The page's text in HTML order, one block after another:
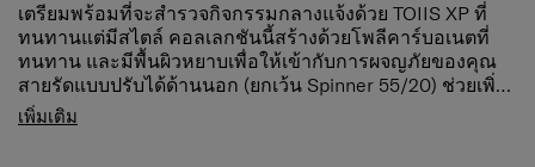
เตรียมพร้อมที่จะสำรวจกิจกรรมกลางแจ้งด้วย TOIIS XP ที่
ทนทานแต่มีสไตล์ คอลเลกชันนี้สร้างด้วยโพลีคาร์บอเนตที่
ทนทาน และมีพื้นผิวหยาบเพื่อให้เข้ากับการผจญภัยของคุณ
สายรัดแบบปรับได้ด้านนอก (ยกเว้น Spinner 55/20) ช่วยเพิ่ม
สัมผัสที่เท่และมีประโยชน์ใช้สอยอย่างโดดเด่น นอกเหนือจาก
รูปลักษณ์ภายนอกแล้ว TOIIS XP ยังได้รับการออกแบบให้มี
Ball-bearing double wheels/ระบบล้อคู่แบบลูกปืน
เพลิดเพลินกับความนุ่มนวลในการกลิ้งแลลไหลรื่นไม่มี
เพิ่มเติม